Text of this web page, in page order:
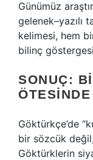
Günümüz
gelenek–yazılı
kelimesi, hem
bilinç
SONUÇ:
Göktürkçe’de
bir sözcük
Göktürklerin